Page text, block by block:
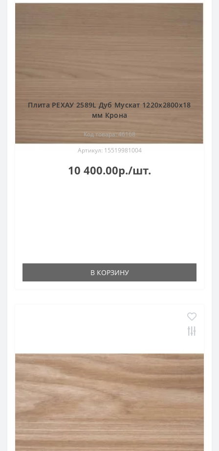
Плита РЕХАУ 2589L Дуб Мускат 1220x2800x18
мм Крона
Код товара: 46168
Артикул: 15519981004
10 400.00р./шт.
В КОРЗИНУ